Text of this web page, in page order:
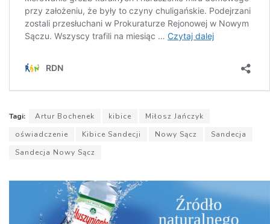
Tagi: Artur Bochenek kibice
Miłosz Jańczyk
oświadczenie
Kibice Sandecji Nowy Sącz
Sandecja
Sandecja Nowy Sącz